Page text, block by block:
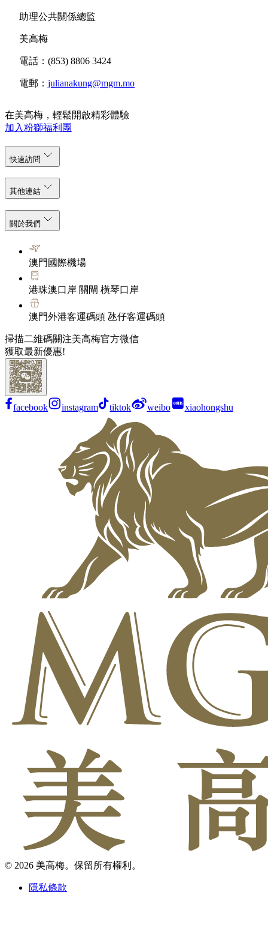
助理公共關係總監
美高梅
電話：(853) 8806 3424
電郵： julianakung@mgm.mo
在美高梅，輕鬆開啟精彩體驗
加入粉獅福利團
快速訪問
其他連結
關於我們
澳門國際機場
港珠澳口岸 關閘 橫琴口岸
澳門外港客運碼頭 氹仔客運碼頭
掃描二維碼關注美高梅官方微信
獲取最新優惠!
facebook instagram tiktok weibo xiaohongshu
© 2026 美高梅。保留所有權利。
隱私條款